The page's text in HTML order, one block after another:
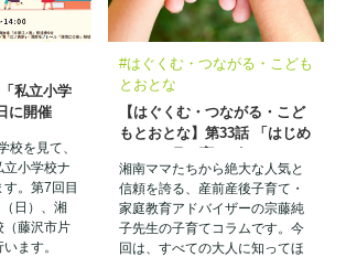
私立小学
に開催
校を見て、
立小学校ナ
す。第7回目
日）、湘
（藤沢市片
ます。
#はぐくむ・つながる・こども
とおとな
【はぐくむ・つながる・こど
もとおとな】第33話 「はじめ
の100か月の育ちビジョン」
とは？
湘南ママたちから絶大な人気と
信頼を誇る、産前産後子育て・
家庭教育アドバイザーの宗藤純
子先生の子育てコラムです。今
回は、すべての大人に知ってほ